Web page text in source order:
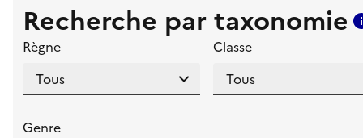
Recherche par taxonomie
Règne Classe
Genre